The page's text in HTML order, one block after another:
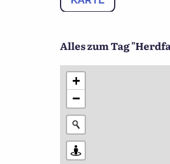
Alles zum Tag
+
−